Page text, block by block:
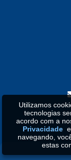
Utilizamos
tecnologias
acordo com a
Privacidadee,
navegando,
estas